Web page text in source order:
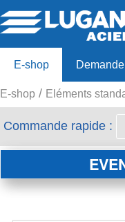
E-shop
Offre 80ans
E-shop Eléments
Commande rapide :